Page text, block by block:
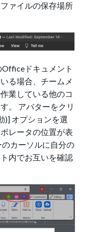
ァイルの保存場所
ドキュメント
る場合、チームメ
業している他のコ
。 アバターをクリ
)] オプションを選
レータの位置が表
カーソルに自分の
内でお互いを確認